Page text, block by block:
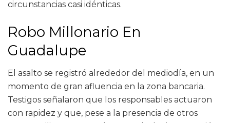
circunstancias casi idénticas.
Robo Millonario En
Guadalupe
El asalto se registró alrededor del mediodía, en un
momento de gran afluencia en la zona bancaria.
Testigos señalaron que los responsables actuaron
con rapidez y que, pese a la presencia de otros